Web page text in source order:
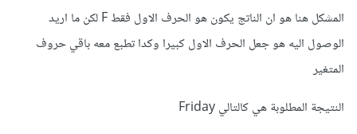
day بصورته الأصلية , بمعنى اذا قمت بتنفيذ الدالة trim على
المتغير day فسوف يكون الناتج
المشكل هنا هو ان الناتج يكون هو الحرف الاول فقط F لكن ما اريد
الوصول اليه هو جعل الحرف الاول كبيرا وكدا تطبع معه باقي حروف
المتغير
النتيجة المطلوبة هي كالتالي Friday